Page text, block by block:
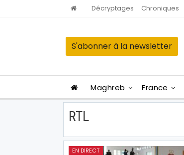
Décryptages Chroniques
S'abonner à la newsletter
Maghreb France
RTL
EN DIRECT